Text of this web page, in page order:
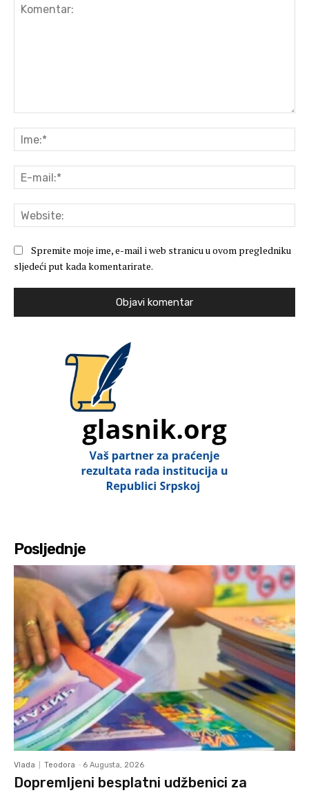
Spremite moje ime, e-mail i web stranicu u ovom pregledniku
sljedeći put kada komentarirate.
Posljednje
Vlada Teodora - 6 Augusta, 2026
Dopremljeni besplatni udžbenici za